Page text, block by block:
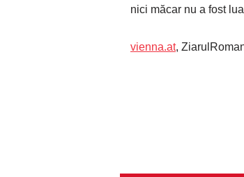
nici măcar nu a fost
vienna.at,